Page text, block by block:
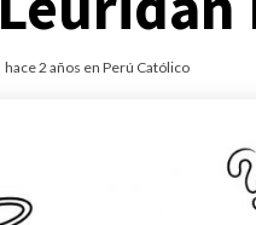
hace 2 años en Perú Católico